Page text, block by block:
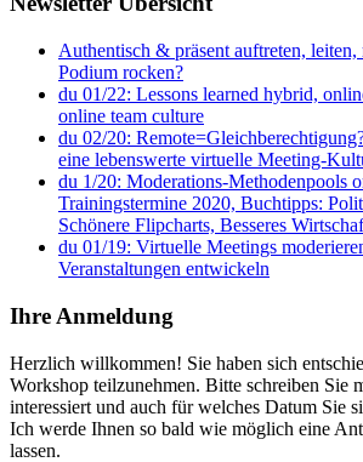
Authentisch & präsent auftreten, leiten,
Podium rocken?
du 01/22: Lessons learned hybrid,
online team culture
du 02/20:
eine lebenswerte virtuelle Meeting-
du 1/20: Moderations-Methodenpools
Trainingstermine 2020, Buchtipps:
Schönere Flipcharts, Besseres
du 01/19: Virtuelle Meetings
Veranstaltungen entwickeln
Ihre Anmeldung
Herzlich willkommen! Sie haben sich
Workshop teilzunehmen. Bitte schreiben Sie
interessiert und auch für welches Datum Sie
Ich werde Ihnen so bald wie möglich eine
lassen.